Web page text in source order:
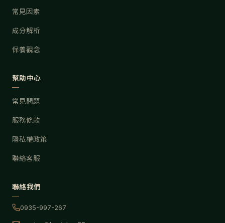
常見因素
成分解析
保養觀念
幫助中心
常見問題
服務條款
隱私權政策
聯絡客服
聯絡我們
0935-997-267